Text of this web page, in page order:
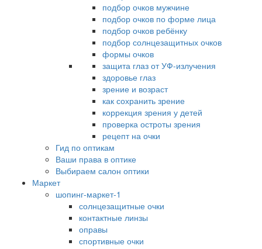
подбор очков мужчине
подбор очков по форме лица
подбор очков ребёнку
подбор солнцезащитных очков
формы очков
защита глаз от УФ-излучения
здоровье глаз
зрение и возраст
как сохранить зрение
коррекция зрения у детей
проверка остроты зрения
рецепт на очки
Гид по оптикам
Ваши права в оптике
Выбираем салон оптики
Маркет
шопинг-маркет-1
солнцезащитные очки
контактные линзы
оправы
спортивные очки